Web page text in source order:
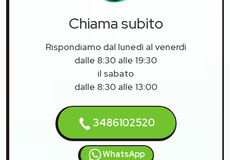
Chiama subito
Rispondiamo dal lunedì al venerdì
dalle 8:30 alle 19:30
il sabato
dalle 8:30 alle 13:00
3486102520
WhatsApp